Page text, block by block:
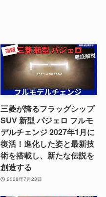
三菱が誇るフラッグシップ
SUV 新型 パジェロ フルモ
デルチェンジ 2027年1月に
復活！進化した姿と最新技
術を搭載し、新たな伝説を
創造する
2026年7月23日